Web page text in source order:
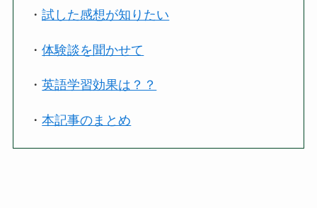
・試した感想が知りたい
・体験談を聞かせて
・英語学習効果は？？
・本記事のまとめ